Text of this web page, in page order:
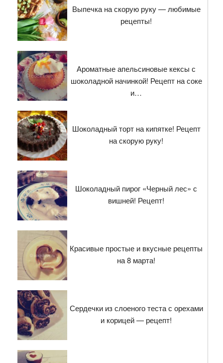
Выпечка на скорую руку — любимые
рецепты!
Ароматные апельсиновые кексы с
шоколадной начинкой! Рецепт на соке
и…
Шоколадный торт на кипятке! Рецепт
на скорую руку!
Шоколадный пирог «Черный лес» с
вишней! Рецепт!
Красивые простые и вкусные рецепты
на 8 марта!
Сердечки из слоеного теста с орехами
и корицей — рецепт!